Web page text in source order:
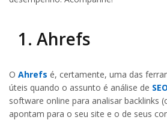
1. Ahrefs
O Ahrefs é, certamente, uma das
úteis quando o assunto é análise de SEO
software online para analisar backlinks
apontam para o seu site e o de seus